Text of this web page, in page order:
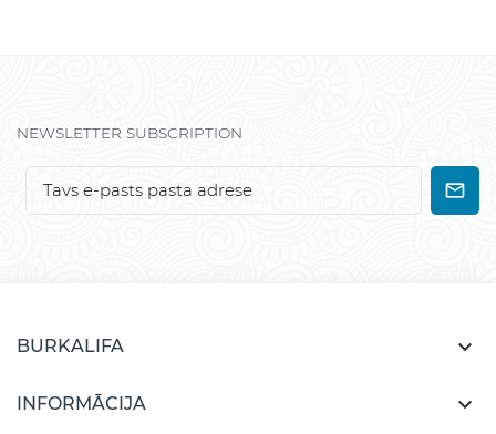
NEWSLETTER SUBSCRIPTION
BURKALIFA 
INFORMĀCIJA 